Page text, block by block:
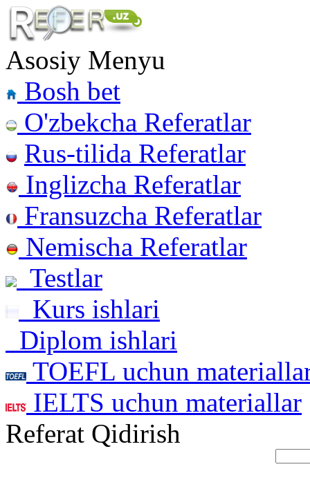
Asosiy Menyu
Bosh bet
O'zbekcha Referatlar
Rus-tilida Referatlar
Inglizcha Referatlar
Fransuzcha Referatlar
Nemischa Referatlar
Testlar
Kurs ishlari
Diplom ishlari
TOEFL uchun
IELTS uchun materiallar
Referat Qidirish